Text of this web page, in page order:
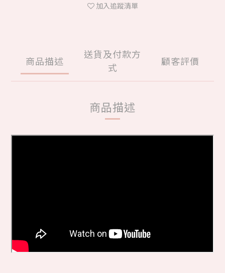
加入追蹤清單
商品描述
送貨及付款方
式
顧客評價
商品描述